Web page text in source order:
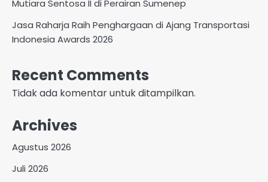
Mutiara Sentosa II di Perairan Sumenep
Jasa Raharja Raih Penghargaan di Ajang Transportasi
Indonesia Awards 2026
Recent Comments
Tidak ada komentar untuk ditampilkan.
Archives
Agustus 2026
Juli 2026